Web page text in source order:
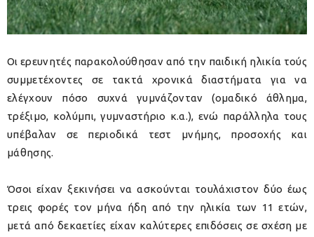
Οι ερευνητές παρακολούθησαν από την παιδική ηλικία τούς
συμμετέχοντες σε τακτά χρονικά διαστήματα για να
ελέγχουν πόσο συχνά γυμνάζονταν (ομαδικό άθλημα,
τρέξιμο, κολύμπι, γυμναστήριο κ.α.), ενώ παράλληλα τους
υπέβαλαν σε περιοδικά τεστ μνήμης, προσοχής και
μάθησης.
Όσοι είχαν ξεκινήσει να ασκούνται τουλάχιστον δύο έως
τρεις φορές τον μήνα ήδη από την ηλικία των 11 ετών,
μετά από δεκαετίες είχαν καλύτερες επιδόσεις σε σχέση με